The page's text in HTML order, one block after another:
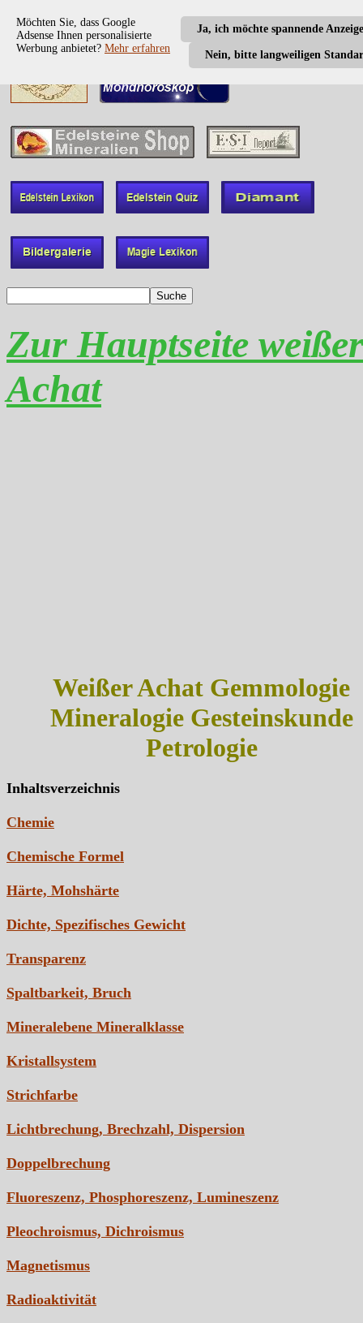
Ja, ich möchte spannende
Nein, bitte langweiligen
Möchten Sie, dass Google
Adsense Ihnen personalisierte
Werbung anbietet? Mehr erfahren
Zur Hauptseite weißer
Achat
Weißer Achat Gemmologie
Mineralogie Gesteinskunde
Petrologie
Inhaltsverzeichnis
Chemie
Chemische Formel
Härte, Mohshärte
Dichte, Spezifisches Gewicht
Transparenz
Spaltbarkeit, Bruch
Mineralebene Mineralklasse
Kristallsystem
Strichfarbe
Lichtbrechung, Brechzahl, Dispersion
Doppelbrechung
Fluoreszenz, Phosphoreszenz, Lumineszenz
Pleochroismus, Dichroismus
Magnetismus
Radioaktivität